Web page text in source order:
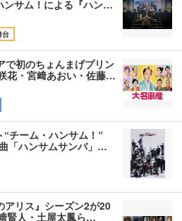
サム！による『ハン…
台
で初のちょんまげプリン
花・宮﨑あおい・佐藤…
“チーム・ハンサム！”
「ハンサムサンバ」…
リス』シーズン2が20
賢人・土屋太鳳ら…